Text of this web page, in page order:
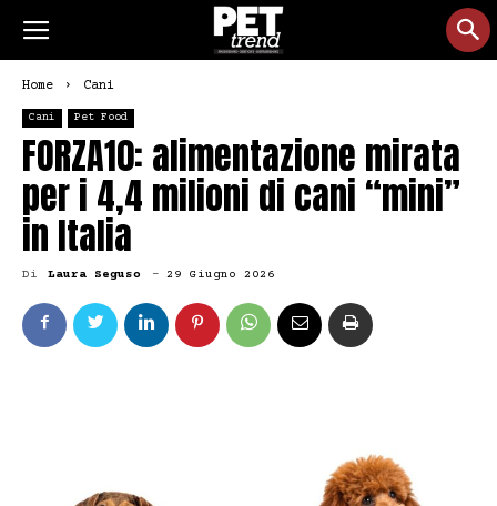
Home Cani
Cani Pet Food
FORZA10: alimentazione mirata
per i 4,4 milioni di cani “mini”
in Italia
Di Laura Seguso - 29 Giugno 2026